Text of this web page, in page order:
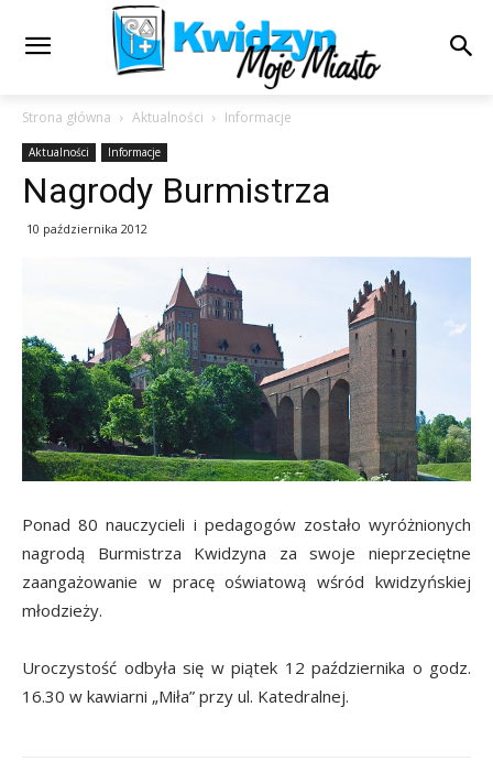
Strona główna Aktualności Informacje
Aktualności Informacje
Nagrody Burmistrza
10 października 2012
Ponad 80 nauczycieli i pedagogów zostało wyróżnionych
nagrodą Burmistrza Kwidzyna za swoje nieprzeciętne
zaangażowanie w pracę oświatową wśród kwidzyńskiej
młodzieży.
Uroczystość odbyła się w piątek 12 października o godz.
16.30 w kawiarni „Miła” przy ul. Katedralnej.